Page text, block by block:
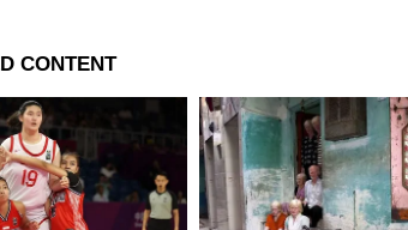
জলের ঘাটতি পূরণ হয়।